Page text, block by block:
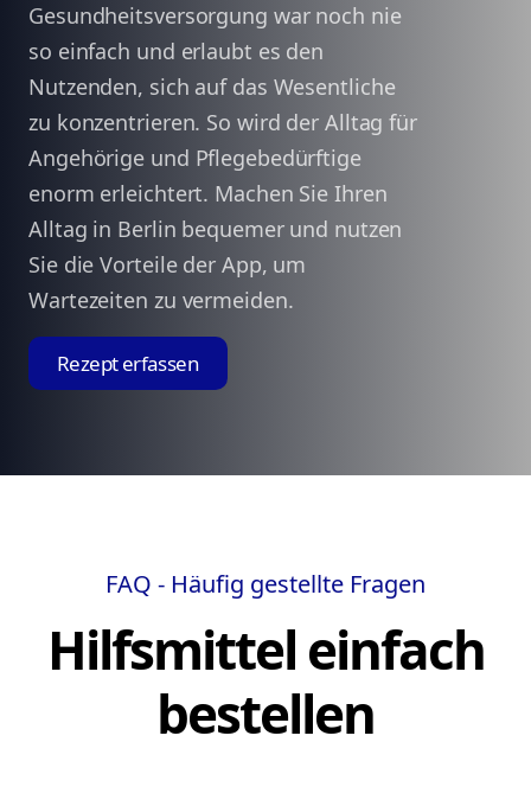
Gesundheitsversorgung war noch nie
so einfach und erlaubt es den
Nutzenden, sich auf das Wesentliche
zu konzentrieren. So wird der Alltag für
Angehörige und Pflegebedürftige
enorm erleichtert. Machen Sie Ihren
Alltag in Berlin bequemer und nutzen
Sie die Vorteile der App, um
Wartezeiten zu vermeiden.
Rezept erfassen
FAQ - Häufig gestellte Fragen
Hilfsmittel einfach
bestellen